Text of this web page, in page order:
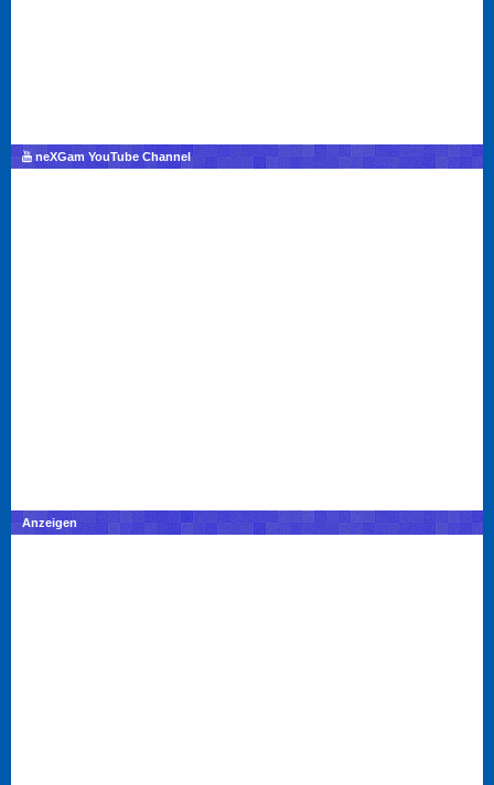
neXGam YouTube Channel
Anzeigen